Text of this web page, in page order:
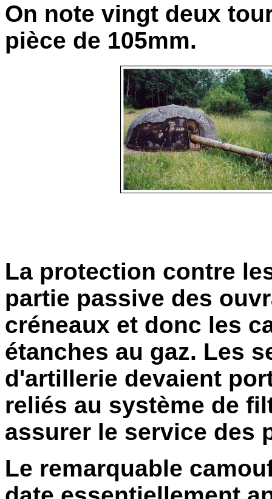
On note vingt deux
pièce de 105mm.
La protection contre
partie passive des
créneaux et donc les
étanches au gaz. Les
d'artillerie devaient
reliés au système de
assurer le service des
Le remarquable